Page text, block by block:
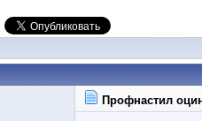
Профнастил